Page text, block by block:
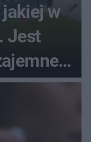
jakiej w
Jest
Peak